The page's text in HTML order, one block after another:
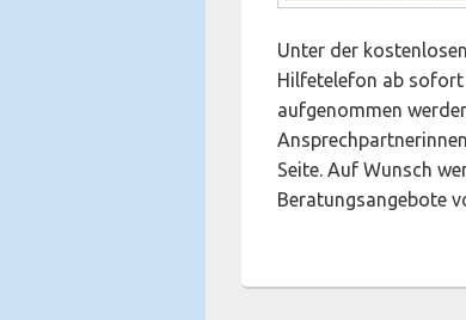
Unter der
Hilfetelefon ab sofort
aufgenommen
Seite. Auf Wunsch
Beratungsangebote